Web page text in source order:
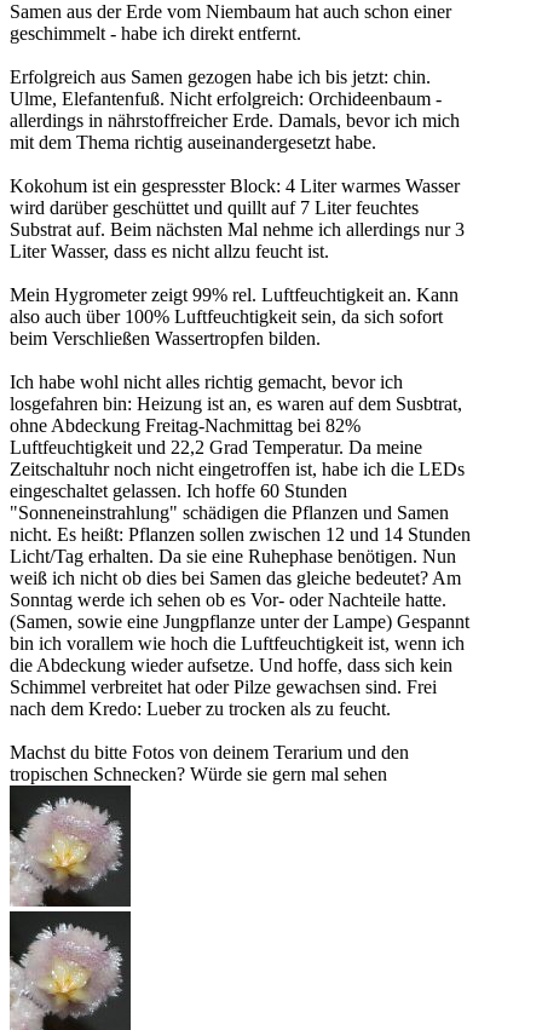
Samen aus der Erde vom Niembaum hat auch schon einer
geschimmelt - habe ich direkt entfernt.
Erfolgreich aus Samen gezogen habe ich bis jetzt: chin.
Ulme, Elefantenfuß. Nicht erfolgreich: Orchideenbaum -
allerdings in nährstoffreicher Erde. Damals, bevor ich mich
mit dem Thema richtig auseinandergesetzt habe.
Kokohum ist ein gespresster Block: 4 Liter warmes Wasser
wird darüber geschüttet und quillt auf 7 Liter feuchtes
Substrat auf. Beim nächsten Mal nehme ich allerdings nur 3
Liter Wasser, dass es nicht allzu feucht ist.
Mein Hygrometer zeigt 99% rel. Luftfeuchtigkeit an. Kann
also auch über 100% Luftfeuchtigkeit sein, da sich sofort
beim Verschließen Wassertropfen bilden.
Ich habe wohl nicht alles richtig gemacht, bevor ich
losgefahren bin: Heizung ist an, es waren auf dem Susbtrat,
ohne Abdeckung Freitag-Nachmittag bei 82%
Luftfeuchtigkeit und 22,2 Grad Temperatur. Da meine
Zeitschaltuhr noch nicht eingetroffen ist, habe ich die LEDs
eingeschaltet gelassen. Ich hoffe 60 Stunden
"Sonneneinstrahlung" schädigen die Pflanzen und Samen
nicht. Es heißt: Pflanzen sollen zwischen 12 und 14 Stunden
Licht/Tag erhalten. Da sie eine Ruhephase benötigen. Nun
weiß ich nicht ob dies bei Samen das gleiche bedeutet? Am
Sonntag werde ich sehen ob es Vor- oder Nachteile hatte.
(Samen, sowie eine Jungpflanze unter der Lampe) Gespannt
bin ich vorallem wie hoch die Luftfeuchtigkeit ist, wenn ich
die Abdeckung wieder aufsetze. Und hoffe, dass sich kein
Schimmel verbreitet hat oder Pilze gewachsen sind. Frei
nach dem Kredo: Lueber zu trocken als zu feucht.
Machst du bitte Fotos von deinem Terarium und den
tropischen Schnecken? Würde sie gern mal sehen